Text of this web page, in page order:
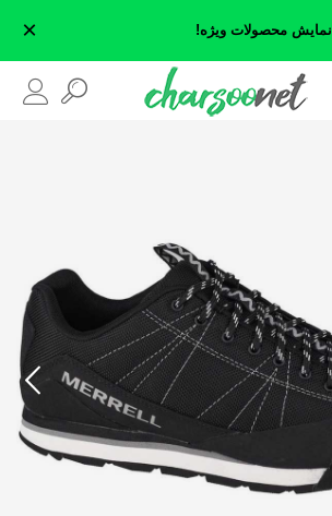
نمایش محصولات ویژه! ×